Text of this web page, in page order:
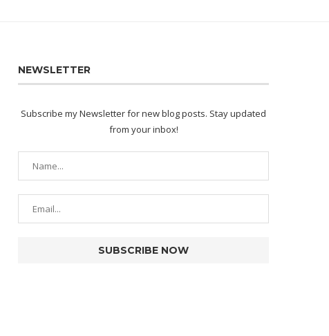
NEWSLETTER
Subscribe my Newsletter for new blog posts. Stay updated
from your inbox!